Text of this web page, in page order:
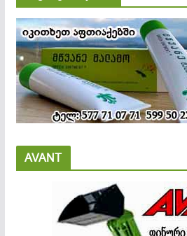
AVANT